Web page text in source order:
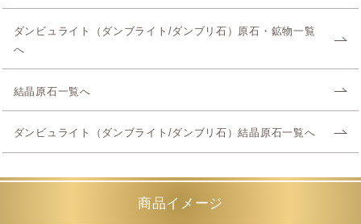
ダンビュライト（ダンブライト/ダンブリ石）原石・鉱物一覧
へ
結晶原石一覧へ
ダンビュライト（ダンブライト/ダンブリ石）結晶原石一覧へ
商品イメージ